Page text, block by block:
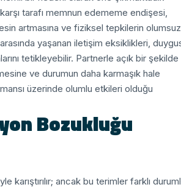
tarafı memnun edememe endişesi,
artmasına ve fiziksel tepkilerin olumsuz
yaşanan iletişim eksiklikleri,
tetikleyebilir. Partnerle açık bir şekilde
ve durumun daha karmaşık hale
üzerinde olumlu etkileri olduğu
Bozukluğu
ancak bu terimler farklı